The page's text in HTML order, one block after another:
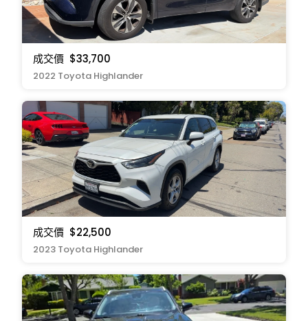
成交價 $33,700
2022 Toyota Highlander
成交價 $22,500
2023 Toyota Highlander